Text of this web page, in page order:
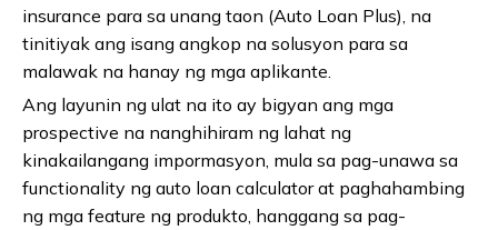
insurance para sa unang taon (Auto Loan Plus), na
tinitiyak ang isang angkop na solusyon para sa
malawak na hanay ng mga aplikante.
Ang layunin ng ulat na ito ay bigyan ang mga
prospective na nanghihiram ng lahat ng
kinakailangang impormasyon, mula sa pag-unawa sa
functionality ng auto loan calculator at paghahambing
ng mga feature ng produkto, hanggang sa pag-